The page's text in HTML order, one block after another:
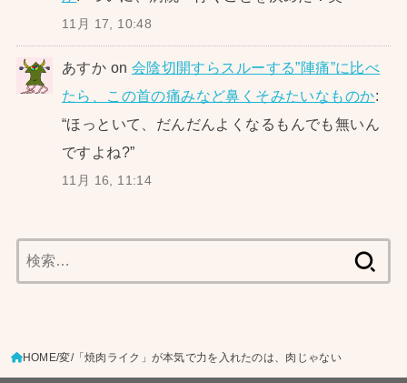
11月 17, 10:48
あすか on 会陰切開すらスルーする”陣痛”に比べ
たら、この首の痛みなど鼻くそみたいなものか:
“ほっといて、だんだんよくなるもんでも無いん
ですよね?”
11月 16, 11:14
索:
HOME 変 「焼肉ライク」が本気で力を入れたのは、肉じゃない